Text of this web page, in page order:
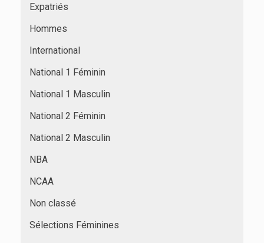
Expatriés
Hommes
International
National 1 Féminin
National 1 Masculin
National 2 Féminin
National 2 Masculin
NBA
NCAA
Non classé
Sélections Féminines